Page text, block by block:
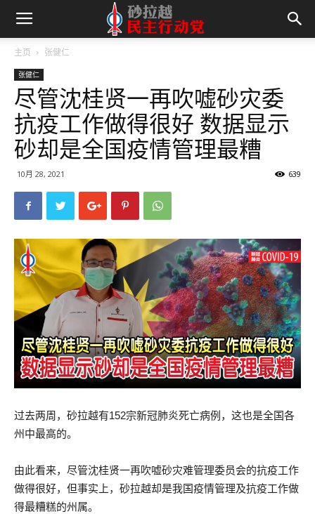
主页 张健仁
张健仁
尽管沈桂贤一再吹嘘砂灾委
抗疫工作做得很好 数据显示
砂却是全国疫情管理最糟
10月 28, 2021 639
过去两周，砂拉越有152宗新冠肺炎死亡病例，这也是全国各
州中最高的。
由此看来，尽管沈桂贤一再吹嘘砂灾难管理委员会的抗疫工作
做得很好，但事实上，砂拉越却是我国疫情管理及抗疫工作做
得最糟糕的州属。